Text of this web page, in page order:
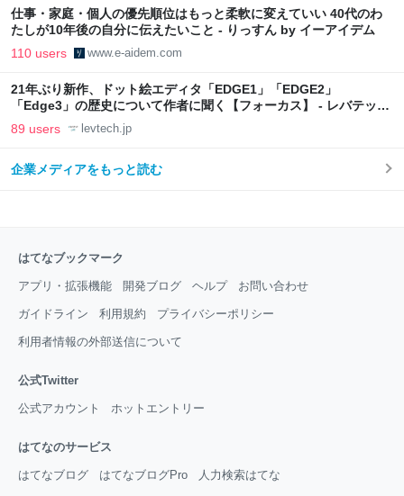
仕事・家庭・個人の優先順位はもっと柔軟に変えていい 40代のわ
たしが10年後の自分に伝えたいこと - りっすん by イーアイデム
110 users www.e-aidem.com
21年ぶり新作、ドット絵エディタ「EDGE1」「EDGE2」
「Edge3」の歴史について作者に聞く【フォーカス】 - レバテック
LAB
89 users levtech.jp
企業メディアをもっと読む
はてなブックマーク
アプリ・拡張機能 開発ブログ ヘルプ お問い合わせ
ガイドライン 利用規約 プライバシーポリシー
利用者情報の外部送信について
公式Twitter
公式アカウント ホットエントリー
はてなのサービス
はてなブログ はてなブログPro 人力検索はてな